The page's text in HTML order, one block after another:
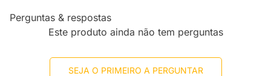
Perguntas & respostas
Este produto ainda não tem perguntas
SEJA O PRIMEIRO A PERGUNTAR